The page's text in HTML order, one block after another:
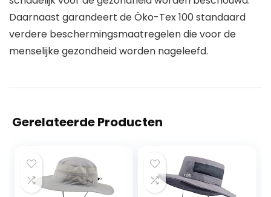
Daarnaast garandeert de Öko-Tex 100 standaard
verdere beschermingsmaatregelen die voor de
menselijke gezondheid worden nageleefd.
Gerelateerde Producten